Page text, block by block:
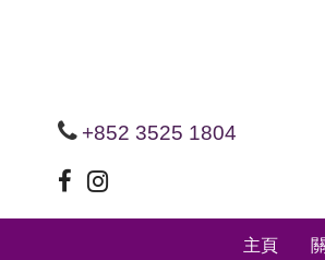
+852 3525 1804
主頁